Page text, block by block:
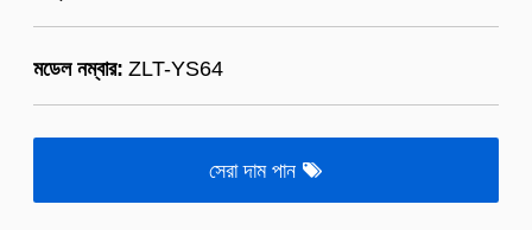
মডেল নম্বার: ZLT-YS64
সেরা দাম পান